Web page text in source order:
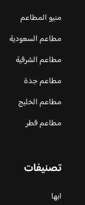
منيو المطاعم
مطاعم السعودية
مطاعم الشرقية
مطاعم جدة
مطاعم الخليج
مطاعم قطر
تصنيفات
ابها